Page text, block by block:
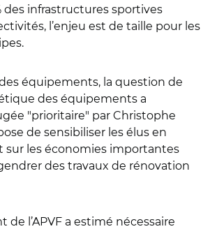
des infrastructures sportives
l’enjeu est de taille pour les
équipements, la question de
des équipements a
"prioritaire" par Christophe
de sensibiliser les élus en
sur les économies importantes
des travaux de rénovation
de l’APVF a estimé nécessaire